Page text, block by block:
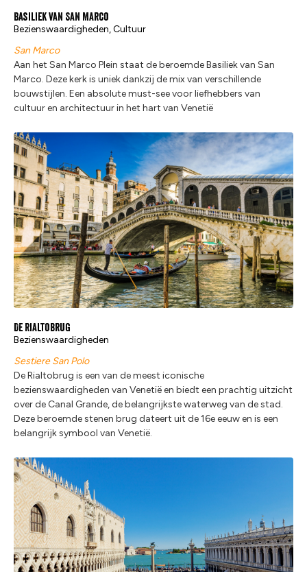
Basiliek van San Marco
Bezienswaardigheden, Cultuur
San Marco
Aan het San Marco Plein staat de beroemde Basiliek van San
Marco. Deze kerk is uniek dankzij de mix van verschillende
bouwstijlen. Een absolute must-see voor liefhebbers van
cultuur en architectuur in het hart van Venetië
De Rialtobrug
Bezienswaardigheden
Sestiere San Polo
De Rialtobrug is een van de meest iconische
bezienswaardigheden van Venetië en biedt een prachtig uitzicht
over de Canal Grande, de belangrijkste waterweg van de stad.
Deze beroemde stenen brug dateert uit de 16e eeuw en is een
belangrijk symbool van Venetië.